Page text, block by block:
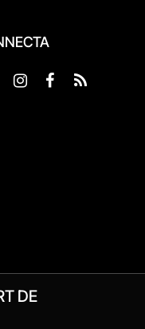
InstagramFacebook
RSS
DE